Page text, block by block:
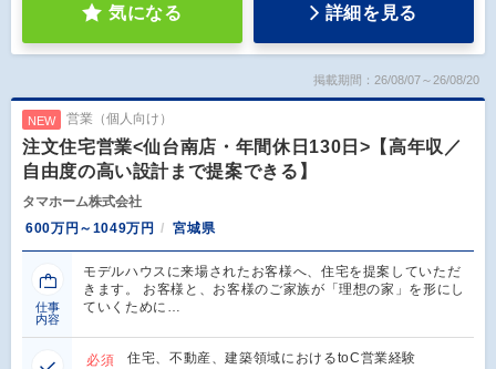
気になる 詳細を見る
掲載期間：26/08/07～26/08/20
NEW 営業（個人向け）
注文住宅営業<仙台南店・年間休日130日>【高年収／
自由度の高い設計まで提案できる】
タマホーム株式会社
600万円～1049万円
宮城県
仕事
内容
モデルハウスに来場されたお客様へ、住宅を提案していただ
きます。 お客様と、お客様のご家族が「理想の家」を形にし
ていくために…
必須 住宅、不動産、建築領域におけるtoC営業経験